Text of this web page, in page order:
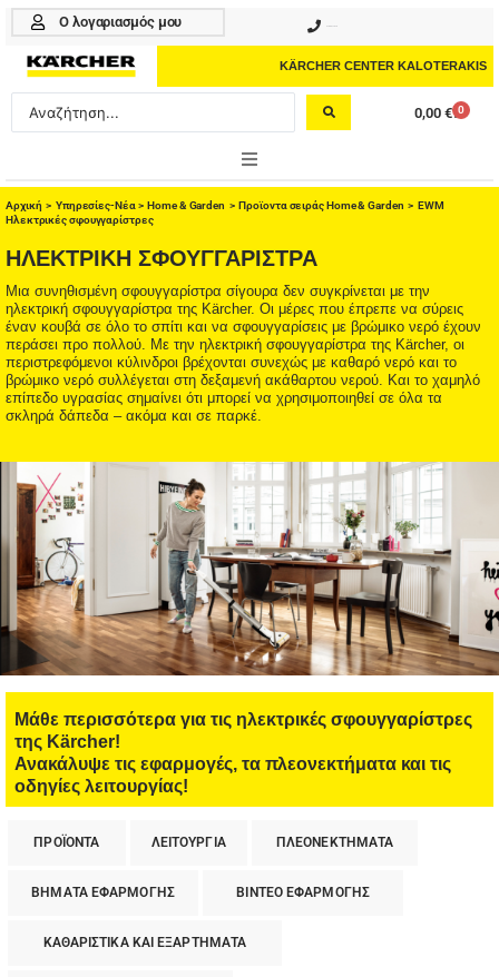
Μετάβαση
περιεχόμενο
Ο λογαριασμός μου
KÄRCHER CENTER KALOTERAKIS
Search
...
0,00 € 0
Cart
ONLINE SHOP
HOME & GARDEN
PROFESSIONAL
ΑΞΕΣΟΥΑΡ
ΚΑΘΑΡΙΣΤΙΚΑ
Αρχική > Υπηρεσίες-Νέα >Home & Garden >Προϊοντα σειράς Home & Garden > EWM
Ηλεκτρικές σφουγγαρίστρες
ΗΛΕΚΤΡΙΚΗ ΣΦΟΥΓΓΑΡΙΣΤΡΑ
Μια συνηθισμένη σφουγγαρίστρα σίγουρα δεν συγκρίνεται με την
ηλεκτρική σφουγγαρίστρα της Kärcher. Οι μέρες που έπρεπε να σύρεις
έναν κουβά σε όλο το σπίτι και να σφουγγαρίσεις με βρώμικο νερό έχουν
περάσει προ πολλού. Με την ηλεκτρική σφουγγαρίστρα της Kärcher, οι
περιστρεφόμενοι κύλινδροι βρέχονται συνεχώς με καθαρό νερό και το
βρώμικο νερό συλλέγεται στη δεξαμενή ακάθαρτου νερού. Και το χαμηλό
επίπεδο υγρασίας σημαίνει ότι μπορεί να χρησιμοποιηθεί σε όλα τα
σκληρά δάπεδα – ακόμα και σε παρκέ.
Μάθε περισσότερα για τις ηλεκτρικές σφουγγαρίστρες
της Kärcher!
Ανακάλυψε τις εφαρμογές, τα πλεονεκτήματα και τις
οδηγίες λειτουργίας!
ΠΡΟΪΟΝΤΑ ΛΕΙΤΟΥΡΓΙΑ ΠΛΕΟΝΕΚΤΗΜΑΤΑ
ΒΗΜΑΤΑ ΕΦΑΡΜΟΓΗΣ ΒΙΝΤΕΟ ΕΦΑΡΜΟΓΗΣ
ΚΑΘΑΡΙΣΤΙΚΑ ΚΑΙ ΕΞΑΡΤΗΜΑΤΑ